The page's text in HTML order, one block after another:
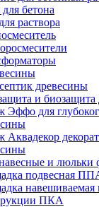
для бетона
раствора
древесины
и биозащита
Эффо для
Аквадекор
и люльки
подвесная
навешиваемая
ПКА